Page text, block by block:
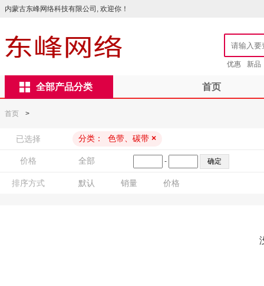
内蒙古东峰网络科技有限公司, 欢迎你！
优惠 新品
全部产品分类 首页
首页 >
已选择 分类： 色带、碳带 ×
价格 全部 -
排序方式 默认 销量 价格